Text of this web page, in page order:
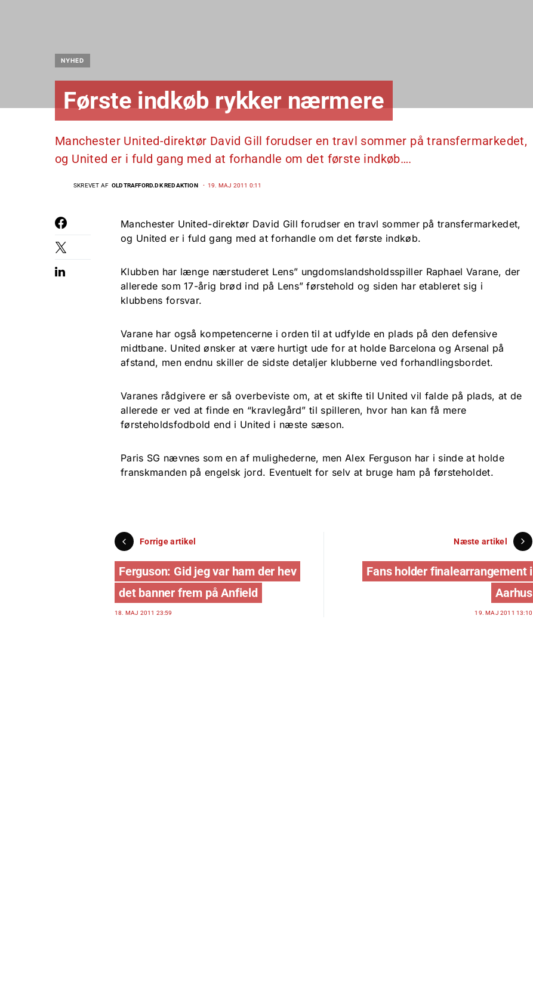
NYHED
Første indkøb rykker nærmere
Manchester United-direktør David Gill forudser en travl sommer på transfermarkedet,
og United er i fuld gang med at forhandle om det første indkøb….
SKREVET AF OLDTRAFFORD.DK REDAKTION 19. MAJ 2011 0:11
Manchester United-direktør David Gill forudser en travl sommer på transfermarkedet,
og United er i fuld gang med at forhandle om det første indkøb.
Klubben har længe nærstuderet Lens” ungdomslandsholdsspiller Raphael Varane, der
allerede som 17-årig brød ind på Lens” førstehold og siden har etableret sig i
klubbens forsvar.
Varane har også kompetencerne i orden til at udfylde en plads på den defensive
midtbane. United ønsker at være hurtigt ude for at holde Barcelona og Arsenal på
afstand, men endnu skiller de sidste detaljer klubberne ved forhandlingsbordet.
Varanes rådgivere er så overbeviste om, at et skifte til United vil falde på plads, at de
allerede er ved at finde en “kravlegård” til spilleren, hvor han kan få mere
førsteholdsfodbold end i United i næste sæson.
Paris SG nævnes som en af mulighederne, men Alex Ferguson har i sinde at holde
franskmanden på engelsk jord. Eventuelt for selv at bruge ham på førsteholdet.
Forrige artikel
Ferguson: Gid jeg var ham der hev
det banner frem på Anfield
18. MAJ 2011 23:59
Næste artikel
Fans holder finalearrangement i
Aarhus
19. MAJ 2011 13:10